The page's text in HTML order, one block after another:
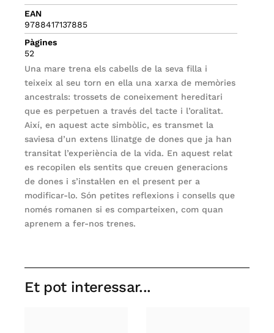
EAN
9788417137885
Pàgines
52
Una mare trena els cabells de la seva filla i
teixeix al seu torn en ella una xarxa de memòries
ancestrals: trossets de coneixement hereditari
que es perpetuen a través del tacte i l’oralitat.
Així, en aquest acte simbòlic, es transmet la
saviesa d’un extens llinatge de dones que ja han
transitat l’experiència de la vida. En aquest relat
es recopilen els sentits que creuen generacions
de dones i s’instal·len en el present per a
modificar-lo. Són petites reflexions i consells que
només romanen si es comparteixen, com quan
aprenem a fer-nos trenes.
Et pot interessar...